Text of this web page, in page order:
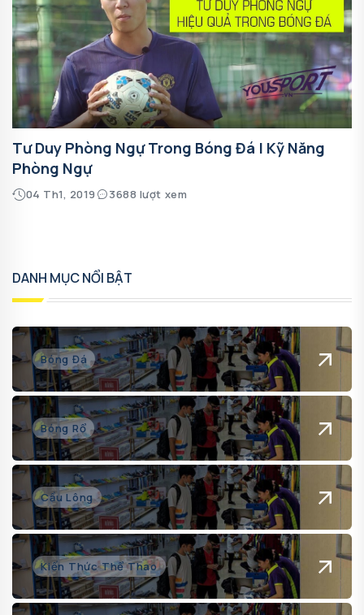
Tư Duy Phòng Ngự Trong Bóng Đá | Kỹ Năng
Phòng Ngự
04 Th1, 2019 3688 lượt xem
DANH MỤC NỔI BẬT
Bóng Đá
Bóng Rổ
Cầu Lông
Kiến Thức Thể Thao